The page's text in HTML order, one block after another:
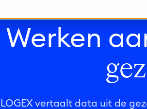
Werken
LOGEX vertaalt data uit de